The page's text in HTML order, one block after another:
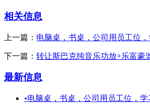
相关信息
上一篇： 电脑桌，书桌，公司用员工位
下一篇： 转让斯巴克纯音乐功放+乐富豪
最新信息
•电脑桌，书桌，公司用员工位，学